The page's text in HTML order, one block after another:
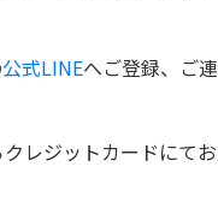
公式LINEへご登録、ご
レジットカードにてお